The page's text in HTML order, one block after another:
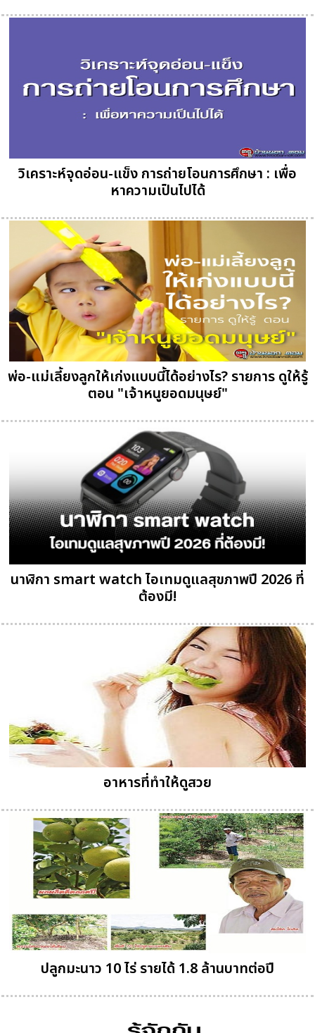
วิเคราะห์จุดอ่อน-แข็ง การถ่ายโอนการศึกษา : เพื่อ
หาความเป็นไปได้
พ่อ-แม่เลี้ยงลูกให้เก่งแบบนี้ได้อย่างไร? รายการ ดูให้รู้
ตอน "เจ้าหนูยอดมนุษย์"
นาฬิกา smart watch ไอเทมดูแลสุขภาพปี 2026 ที่
ต้องมี!
อาหารที่ทำให้ดูสวย
ปลูกมะนาว 10 ไร่ รายได้ 1.8 ล้านบาทต่อปี